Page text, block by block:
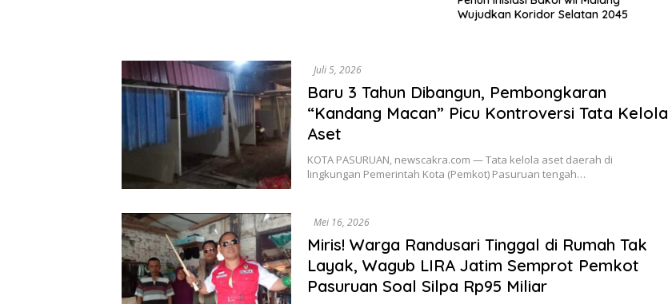
Wujudkan Koridor Selatan 2045
Juli 5, 2026
Baru 3 Tahun Dibangun, Pembongkaran
“Kandang Macan” Picu Kontroversi Tata Kelola
Aset
KOTA PASURUAN, newscakra.com — Tata kelola aset daerah di
lingkungan Pemerintah Kota (Pemkot) Pasuruan tengah…
Mei 16, 2026
Miris! Warga Randusari Tinggal di Rumah Tak
Layak, Wagub LIRA Jatim Semprot Pemkot
Pasuruan Soal Silpa Rp95 Miliar